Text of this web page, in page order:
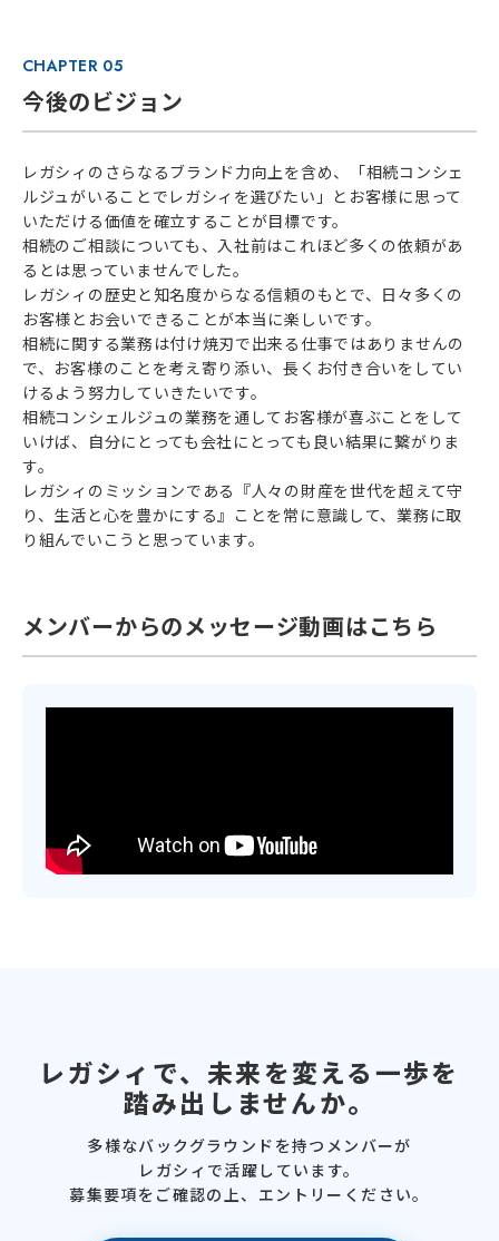
CHAPTER 05
今後のビジョン
レガシィのさらなるブランド力向上を含め、「相続コンシェ
ルジュがいることでレガシィを選びたい」とお客様に思って
いただける価値を確立することが目標です。
相続のご相談についても、入社前はこれほど多くの依頼があ
るとは思っていませんでした。
レガシィの歴史と知名度からなる信頼のもとで、日々多くの
お客様とお会いできることが本当に楽しいです。
相続に関する業務は付け焼刃で出来る仕事ではありませんの
で、お客様のことを考え寄り添い、長くお付き合いをしてい
けるよう努力していきたいです。
相続コンシェルジュの業務を通してお客様が喜ぶことをして
いけば、自分にとっても会社にとっても良い結果に繋がりま
す。
レガシィのミッションである『人々の財産を世代を超えて守
り、生活と心を豊かにする』ことを常に意識して、業務に取
り組んでいこうと思っています。
メンバーからのメッセージ動画はこちら
レガシィで、未来を変える一歩を
踏み出しませんか。
多様なバックグラウンドを持つメンバーが
レガシィで活躍しています。
募集要項をご確認の上、 エントリーください。